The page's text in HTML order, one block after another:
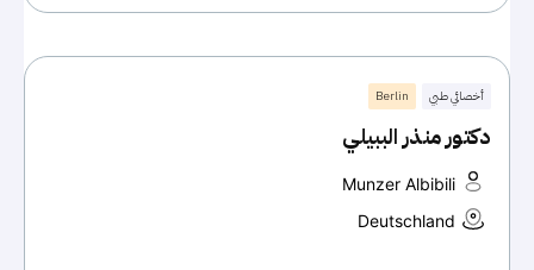
أخصائي طبي Berlin
دكتور منذر الببيلي
Munzer Albibili
Deutschland